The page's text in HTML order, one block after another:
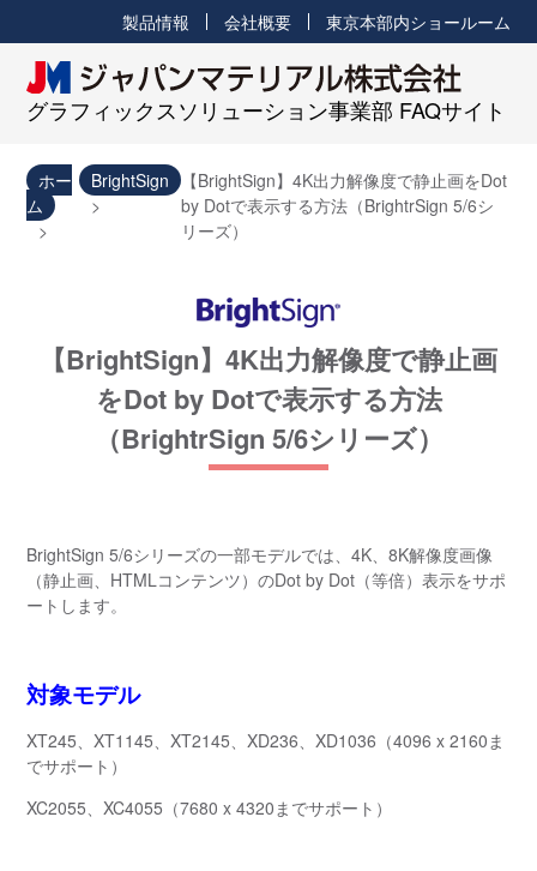
グラフィックスソリューション事業部 FAQサイト
製品情報 会社概要 東京本部内ショールーム
ホー
ム
BrightSign 【BrightSign】4K出力解像度で静止画をDot
by Dotで表示する方法（BrightrSign 5/6シ
リーズ）
【BrightSign】4K出力解像度で静止画
をDot by Dotで表示する方法
（BrightrSign 5/6シリーズ）
BrightSign 5/6シリーズの一部モデルでは、4K、8K解像度画像
（静止画、HTMLコンテンツ）のDot by Dot（等倍）表示をサポ
ートします。
対象モデル
XT245、XT1145、XT2145、XD236、XD1036（4096 x 2160ま
でサポート）
XC2055、XC4055（7680 x 4320までサポート）